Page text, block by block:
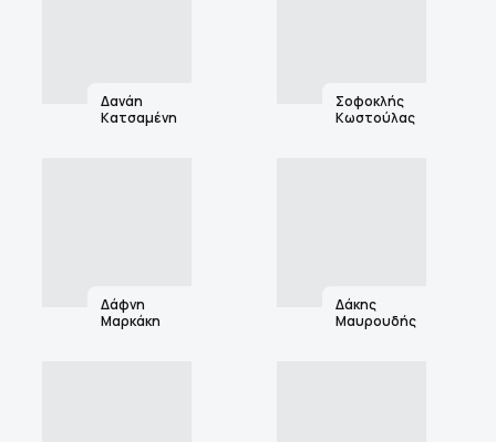
Δανάη
Κατσαμένη
Σοφοκλής
Κωστούλας
Δάφνη
Μαρκάκη
Δάκης
Μαυρουδής